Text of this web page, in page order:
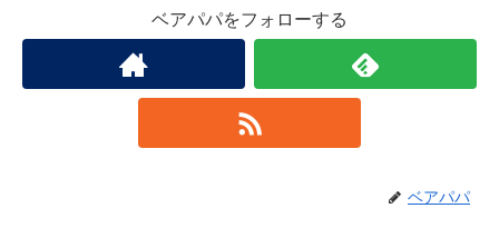
ベアパパをフォローする
ベアパパ